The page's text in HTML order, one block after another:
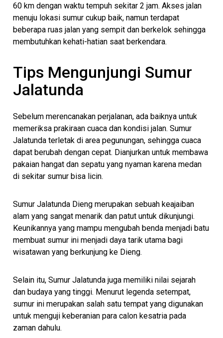
60 km dengan waktu tempuh sekitar 2 jam. Akses jalan
menuju lokasi sumur cukup baik, namun terdapat
beberapa ruas jalan yang sempit dan berkelok sehingga
membutuhkan kehati-hatian saat berkendara.
Tips Mengunjungi Sumur
Jalatunda
Sebelum merencanakan perjalanan, ada baiknya untuk
memeriksa prakiraan cuaca dan kondisi jalan. Sumur
Jalatunda terletak di area pegunungan, sehingga cuaca
dapat berubah dengan cepat. Dianjurkan untuk membawa
pakaian hangat dan sepatu yang nyaman karena medan
di sekitar sumur bisa licin.
Sumur Jalatunda Dieng merupakan sebuah keajaiban
alam yang sangat menarik dan patut untuk dikunjungi.
Keunikannya yang mampu mengubah benda menjadi batu
membuat sumur ini menjadi daya tarik utama bagi
wisatawan yang berkunjung ke Dieng.
Selain itu, Sumur Jalatunda juga memiliki nilai sejarah
dan budaya yang tinggi. Menurut legenda setempat,
sumur ini merupakan salah satu tempat yang digunakan
untuk menguji keberanian para calon kesatria pada
zaman dahulu.